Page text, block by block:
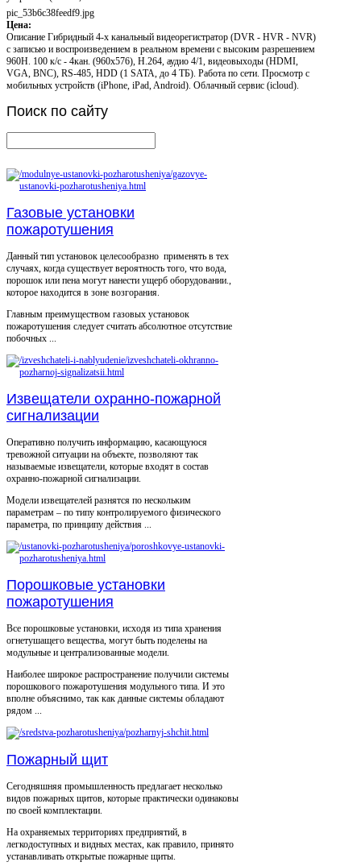
pic_53b6c38feedf9.jpg
Цена:
Описание Гибридный 4-х канальный видеорегистратор (DVR - HVR - NVR)
с записью и воспроизведением в реальном времени с высоким разрешением
960H. 100 к/с - 4кан. (960x576), H.264, аудио 4/1, видеовыходы (HDMI,
VGA, BNC), RS-485, HDD (1 SATA, до 4 ТБ). Работа по сети. Просмотр с
мобильных устройств (iPhone, iPad, Android). Облачный сервис (icloud).
Поиск по сайту
Газовые установки
пожаротушения
Данный тип установок целесообразно применять в тех
случаях, когда существует вероятность того, что вода,
порошок или пена могут нанести ущерб оборудовании.,
которое находится в зоне возгорания.
Главным преимуществом газовых установок
пожаротушения следует считать абсолютное отсутствие
побочных ...
Извещатели охранно-пожарной
сигнализации
Оперативно получить информацию, касающуюся
тревожной ситуации на объекте, позволяют так
называемые извещатели, которые входят в состав
охранно-пожарной сигнализации.
Модели извещателей разнятся по нескольким
параметрам – по типу контролируемого физического
параметра, по принципу действия ...
Порошковые установки
пожаротушения
Все порошковые установки, исходя из типа хранения
огнетушащего вещества, могут быть поделены на
модульные и централизованные модели.
Наиболее широкое распространение получили системы
порошкового пожаротушения модульного типа. И это
вполне объяснимо, так как данные системы обладают
рядом ...
Пожарный щит
Сегодняшняя промышленность предлагает несколько
видов пожарных щитов, которые практически одинаковы
по своей комплектации.
На охраняемых территориях предприятий, в
легкодоступных и видных местах, как правило, принято
устанавливать открытые пожарные щиты.